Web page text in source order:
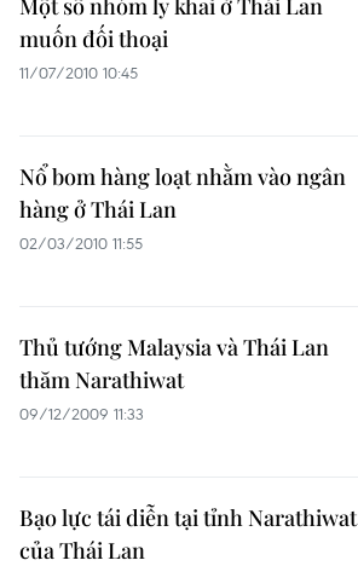
Một số nhóm ly khai ở Thái Lan
muốn đối thoại
11/07/2010 10:45
Nổ bom hàng loạt nhằm vào ngân
hàng ở Thái Lan
02/03/2010 11:55
Thủ tướng Malaysia và Thái Lan
thăm Narathiwat
09/12/2009 11:33
Bạo lực tái diễn tại tỉnh Narathiwat
của Thái Lan